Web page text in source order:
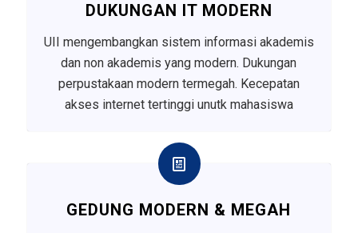
DUKUNGAN IT MODERN
UII mengembangkan sistem informasi akademis
dan non akademis yang modern. Dukungan
perpustakaan modern termegah. Kecepatan
akses internet tertinggi unutk mahasiswa
GEDUNG MODERN & MEGAH